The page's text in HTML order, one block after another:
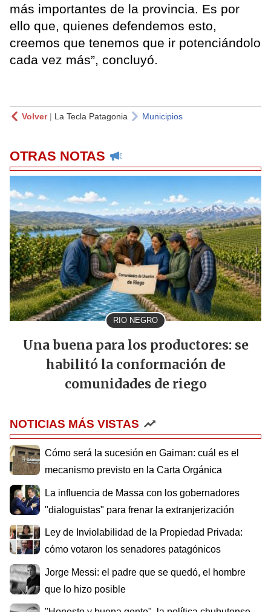
más importantes de la provincia. Es por
ello que, quienes defendemos esto,
creemos que tenemos que ir potenciándolo
cada vez más”, concluyó.
Volver| La Tecla Patagonia Municipios
OTRAS NOTAS
RIO NEGRO
Una buena para los productores: se
habilitó la conformación de
comunidades de riego
NOTICIAS MÁS VISTAS
Cómo será la sucesión en Gaiman: cuál es el
mecanismo previsto en la Carta Orgánica
La influencia de Massa con los gobernadores
"dialoguistas" para frenar la extranjerización
Ley de Inviolabilidad de la Propiedad Privada:
cómo votaron los senadores patagónicos
Jorge Messi: el padre que se quedó, el hombre
que lo hizo posible